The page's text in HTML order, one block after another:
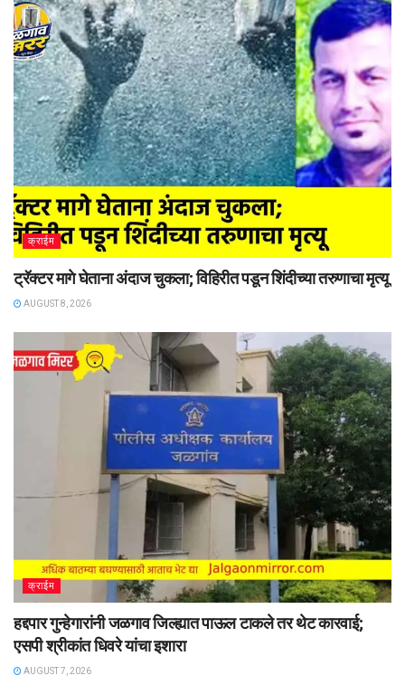
क्राईम
ट्रॅक्टर मागे घेताना अंदाज चुकला; विहिरीत पडून शिंदीच्या तरुणाचा मृत्यू
AUGUST 8, 2026
क्राईम
हद्दपार गुन्हेगारांनी जळगाव जिल्ह्यात पाऊल टाकले तर थेट कारवाई;
एसपी श्रीकांत धिवरे यांचा इशारा
AUGUST 7, 2026